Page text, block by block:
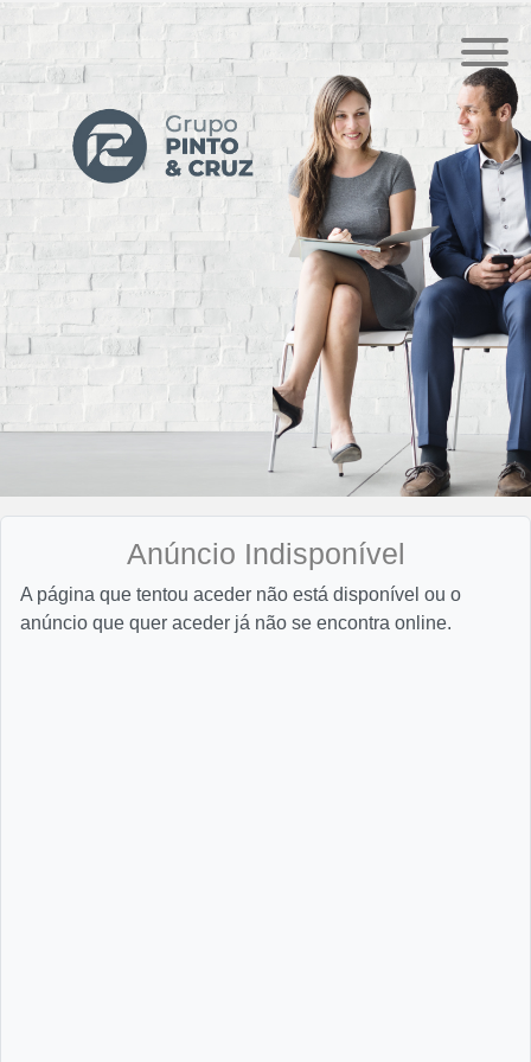
Anúncio Indisponível
A página que tentou aceder não está disponível ou o
anúncio que quer aceder já não se encontra online.